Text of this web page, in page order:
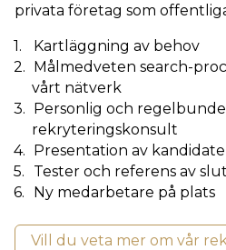
privata företag som
Kartläggning av behov
Målmedveten search-
vårt nätverk
Personlig och
rekryteringskonsult
Presentation av
Tester och referens av
Ny medarbetare på plats
Vill du veta mer om vår